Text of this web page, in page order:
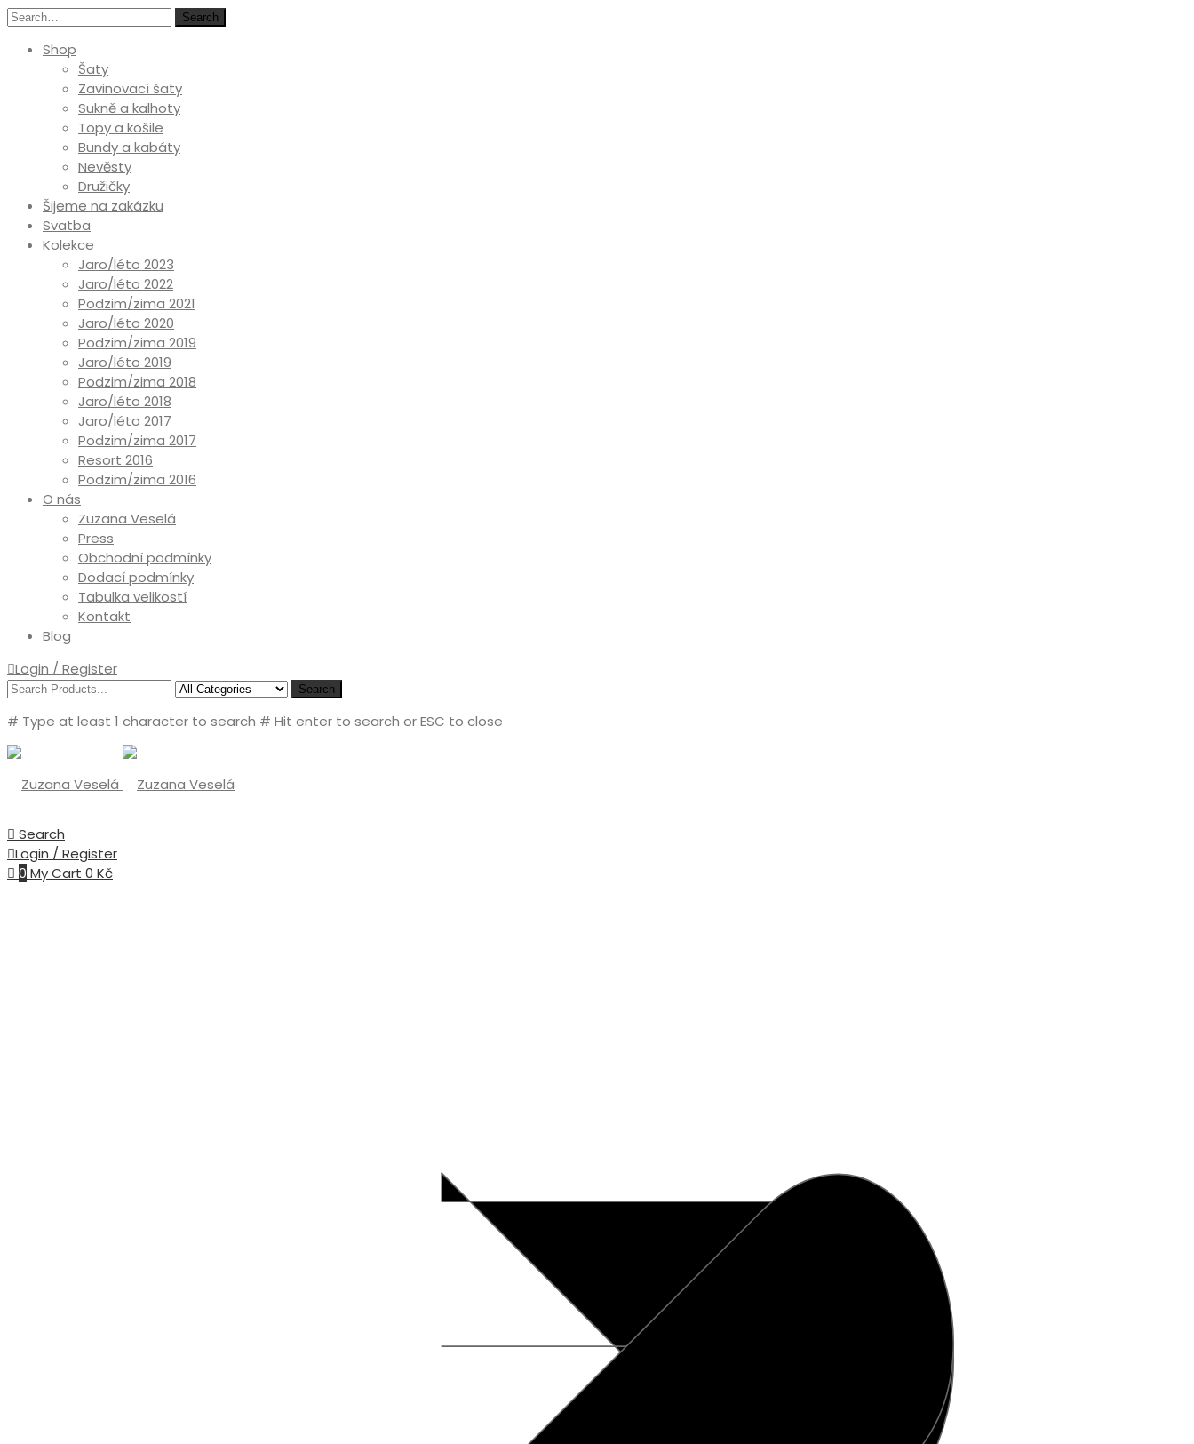
Search
Shop
Šaty
Zavinovací šaty
Sukně a kalhoty
Topy a košile
Bundy a kabáty
Nevěsty
Družičky
Šijeme na zakázku
Svatba
Kolekce
Jaro/léto 2023
Jaro/léto 2022
Podzim/zima 2021
Jaro/léto 2020
Podzim/zima 2019
Jaro/léto 2019
Podzim/zima 2018
Jaro/léto 2018
Jaro/léto 2017
Podzim/zima 2017
Resort 2016
Podzim/zima 2016
O nás
Zuzana Veselá
Press
Obchodní podmínky
Dodací podmínky
Tabulka velikostí
Kontakt
Blog
Login / Register
Search
# Type at least 1 character to search # Hit enter to search or ESC to close
Search
Login / Register
0 My Cart 0 Kč